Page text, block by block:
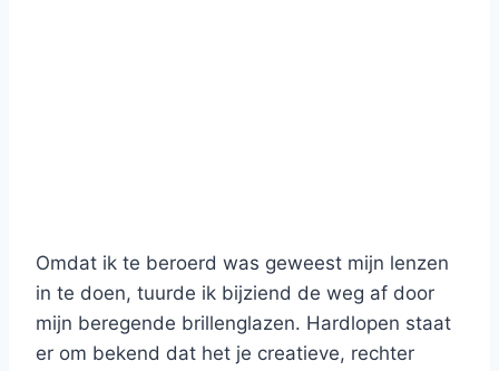
Omdat ik te beroerd was geweest mijn lenzen
in te doen, tuurde ik bijziend de weg af door
mijn beregende brillenglazen. Hardlopen staat
er om bekend dat het je creatieve, rechter